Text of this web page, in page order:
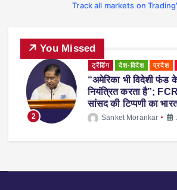
Track all markets on
You Missed
3
ट्रेंडिंग देश-विदेश प्रदेश
महाराष्ट्र में नकली
का प्रतिबंध, होटल-
होगी सख्त कार्रवाई
Sanket Morankar